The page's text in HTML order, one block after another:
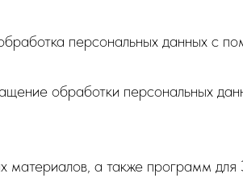
персональных данных с
обработки персональных
материалов, а также программ